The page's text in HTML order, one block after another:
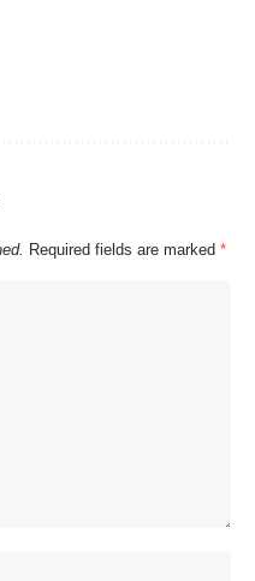
Required fields are marked *